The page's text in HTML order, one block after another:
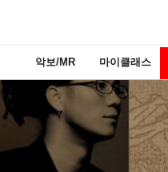
악보/MR 마이클래스